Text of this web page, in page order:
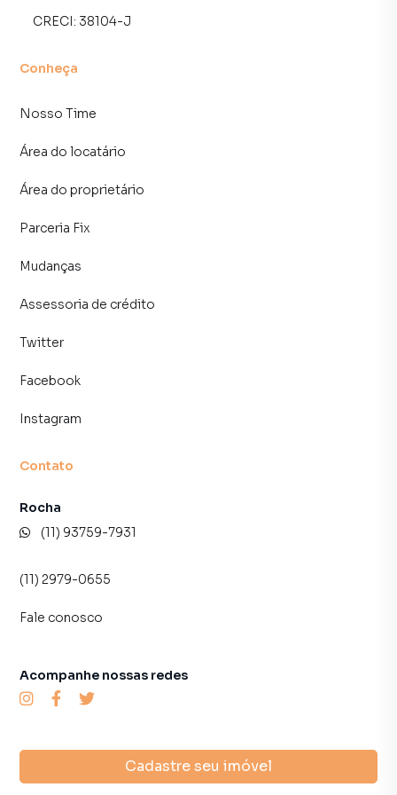
CRECI: 38104-J
Conheça
Nosso Time
Área do locatário
Área do proprietário
Parceria Fix
Mudanças
Assessoria de crédito
Twitter
Facebook
Instagram
Contato
Rocha
(11) 93759-7931
(11) 2979-0655
Fale conosco
Cadastre seu imóvel
Acompanhe nossas redes